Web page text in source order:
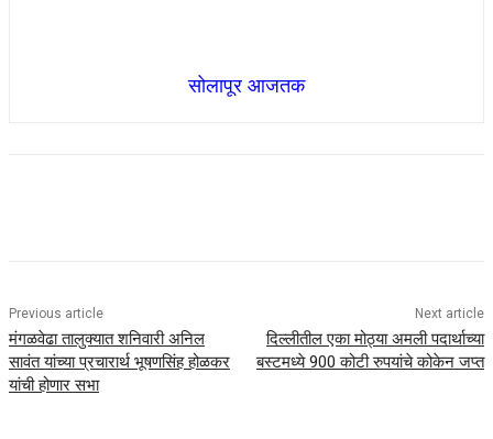
सोलापूर आजतक
Previous article
मंगळवेढा तालुक्यात शनिवारी अनिल
सावंत यांच्या प्रचारार्थ भूषणसिंह होळकर
यांची होणार सभा
Next article
दिल्लीतील एका मोठ्या अमली पदार्थाच्या
बस्टमध्ये 900 कोटी रुपयांचे कोकेन जप्त